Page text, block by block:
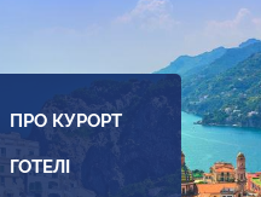
ПРО КУРОРТ